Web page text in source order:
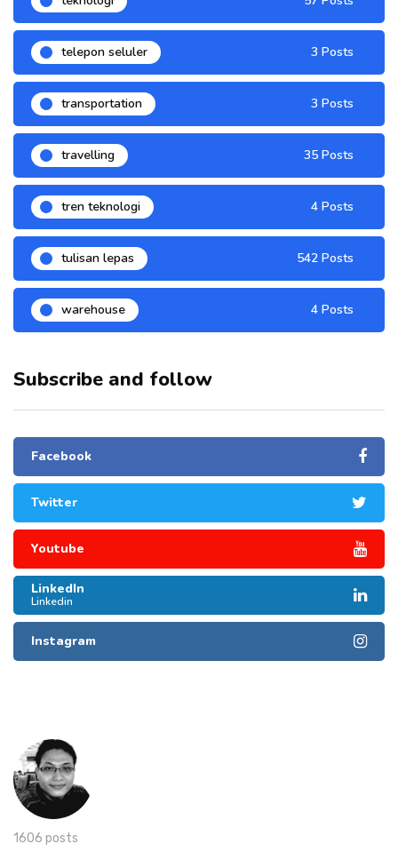
telepon seluler 3 Posts
transportation 3 Posts
travelling 35 Posts
tren teknologi 4 Posts
tulisan lepas 542 Posts
warehouse 4 Posts
Subscribe and follow
Facebook
Twitter
Youtube
LinkedIn
Linkedin
Instagram
1606 posts